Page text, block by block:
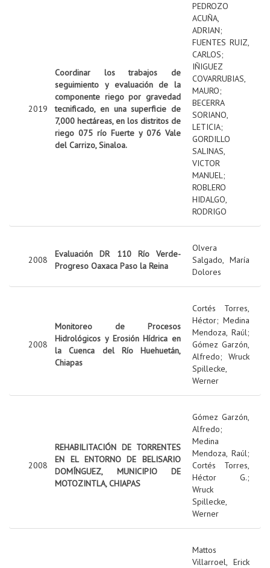
2019
Coordinar los trabajos de
seguimiento y evaluación de la
componente riego por gravedad
tecnificado, en una superficie de
7,000 hectáreas, en los distritos de
riego 075 río Fuerte y 076 Vale
del Carrizo, Sinaloa.
PEDROZO
ACUÑA,
ADRIAN;
FUENTES RUIZ,
CARLOS;
IÑIGUEZ
COVARRUBIAS,
MAURO;
BECERRA
SORIANO,
LETICIA;
GORDILLO
SALINAS,
VICTOR
MANUEL;
ROBLERO
HIDALGO,
RODRIGO
2008
Evaluación DR 110 Río Verde-
Progreso Oaxaca Paso la Reina
Olvera
Salgado, María
Dolores
2008
Monitoreo de Procesos
Hidrológicos y Erosión Hídrica en
la Cuenca del Río Huehuetán,
Chiapas
Cortés Torres,
Héctor; Medina
Mendoza, Raúl;
Gómez Garzón,
Alfredo; Wruck
Spillecke,
Werner
2008
REHABILITACIÓN DE TORRENTES
EN EL ENTORNO DE BELISARIO
DOMÍNGUEZ, MUNICIPIO DE
MOTOZINTLA, CHIAPAS
Gómez Garzón,
Alfredo;
Medina
Mendoza, Raúl;
Cortés Torres,
Héctor G.;
Wruck
Spillecke,
Werner
Mattos
Villarroel, Erick